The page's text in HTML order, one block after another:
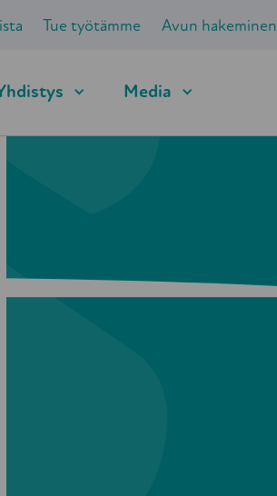
Tue työtämme Avun hakeminen
Media